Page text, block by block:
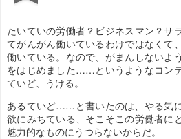
たいていの労働者？ビジネスマン？サ
てがんがん働いているわけではなくて
働いている。なので、がまんしないよ
をはじめました……というようなコン
ていど、うける。
あるていど……と書いたのは、やる気
欲にみちている、そこそこの労働者に
魅力的なものにうつらないからだ。